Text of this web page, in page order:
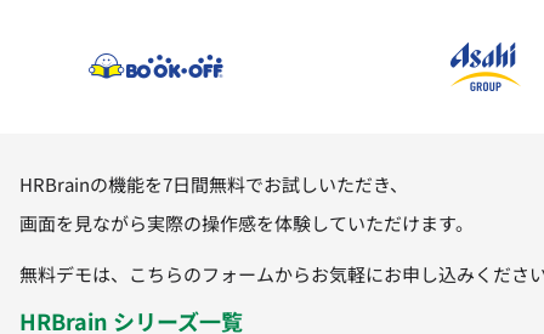
HRBrainの機能を7日間無料でお試しいただき、
画面を見ながら実際の操作感を体験していただけます。
無料デモは、こちらのフォームからお気軽にお申し込みくださ
HRBrain シリーズ一覧